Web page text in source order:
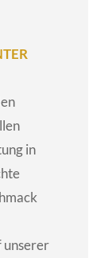
in
unserer